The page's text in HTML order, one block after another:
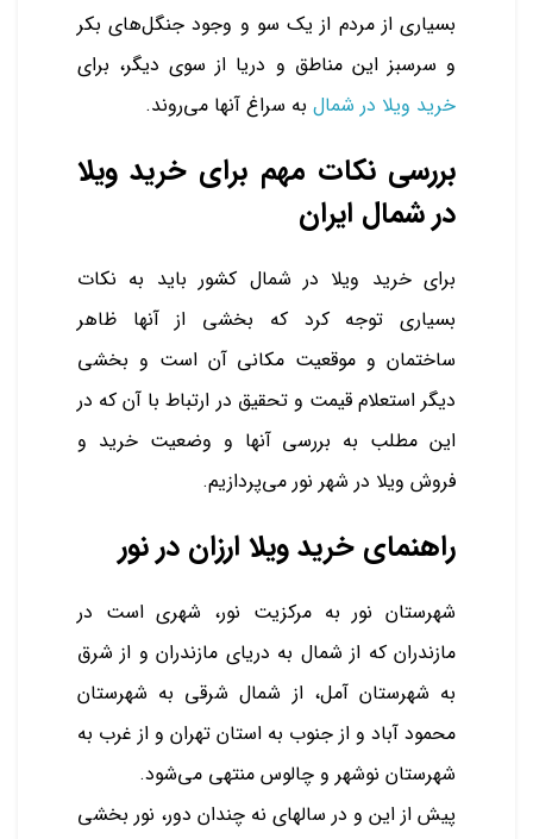
بسیاری از مردم از یک سو و وجود جنگل‌های بکر
و سرسبز این مناطق و دریا از سوی دیگر، برای
خرید ویلا در شمال به سراغ آنها می‌روند.
بررسی نکات مهم برای خرید ویلا
در شمال ایران
برای خرید ویلا در شمال کشور باید به نکات
بسیاری توجه کرد که بخشی از آنها ظاهر
ساختمان و موقعیت مکانی آن است و بخشی
دیگر استعلام قیمت و تحقیق در ارتباط با آن که در
این مطلب به بررسی آنها و وضعیت خرید و
فروش ویلا در شهر نور می‌پردازیم.
راهنمای خرید ویلا ارزان در نور
شهرستان نور به مرکزیت نور، شهری است در
مازندران که از شمال به دریای مازندران و از شرق
به شهرستان آمل، از شمال شرقی به شهرستان
محمود آباد و از جنوب به استان تهران و از غرب به
شهرستان نوشهر و چالوس منتهی می‌شود.
پیش از این و در سالهای نه چندان دور، نور بخشی